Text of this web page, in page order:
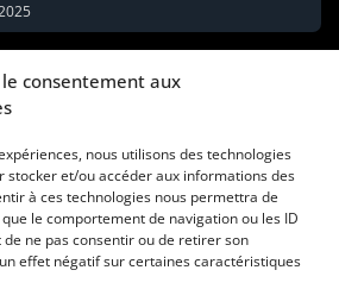
consentement aux
nous utilisons des technologies
stocker et/ou accéder aux informations des
à ces technologies nous permettra de
le comportement de navigation ou les ID
de ne pas consentir ou de retirer son
effet négatif sur certaines caractéristiques
éditeur de presse